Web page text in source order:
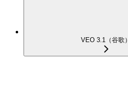
VEO 3.1（谷歌）